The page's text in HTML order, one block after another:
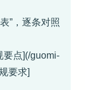
”，逐条对照
要点](/guomi-
要求]